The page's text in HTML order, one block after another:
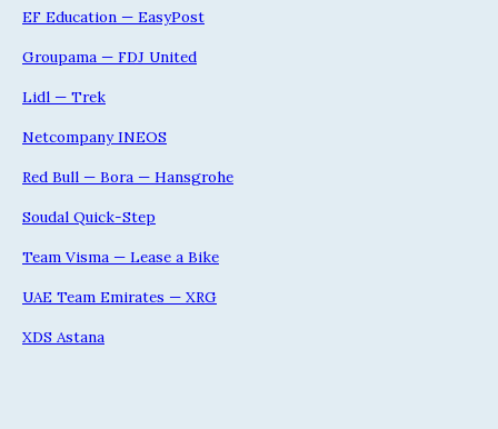
EF Education — EasyPost
Groupama — FDJ United
Lidl — Trek
Netcompany INEOS
Red Bull — Bora — Hansgrohe
Soudal Quick-Step
Team Visma — Lease a Bike
UAE Team Emirates — XRG
XDS Astana